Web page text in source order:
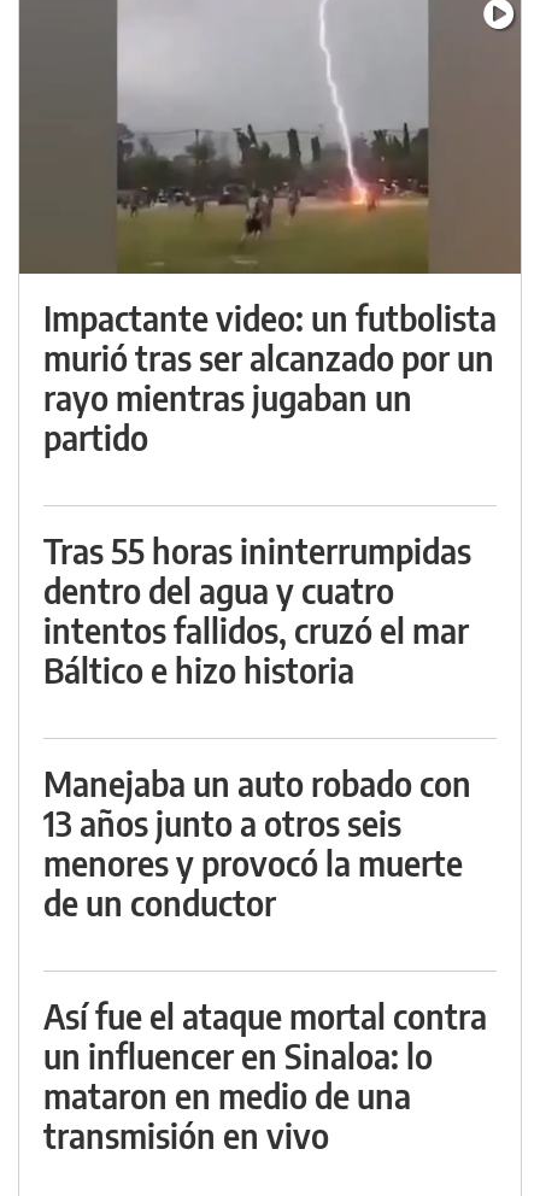
Impactante video: un futbolista
murió tras ser alcanzado por un
rayo mientras jugaban un
partido
Tras 55 horas ininterrumpidas
dentro del agua y cuatro
intentos fallidos, cruzó el mar
Báltico e hizo historia
Manejaba un auto robado con
13 años junto a otros seis
menores y provocó la muerte
de un conductor
Así fue el ataque mortal contra
un influencer en Sinaloa: lo
mataron en medio de una
transmisión en vivo